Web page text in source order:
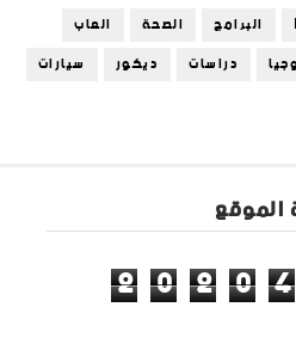
البرامج الصحة
العاب
دراسات ديكور
سيارات
2 0 2 0 4